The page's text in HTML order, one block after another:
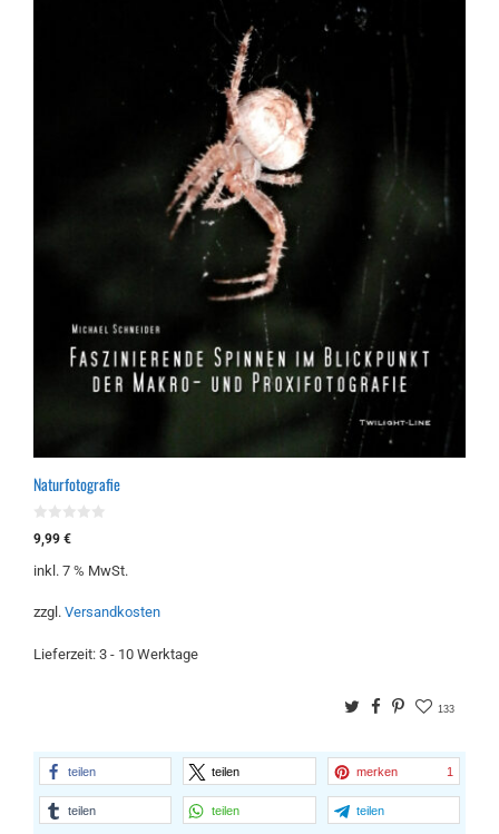
Naturfotografie
0
v
n
9,99 €
inkl. 7 % MwSt.
zzgl. Versandkosten
Lieferzeit: 3 - 10 Werktage
TwitterFacebook
Pinterest
133
teilen teilen merken 1
teilen teilen teilen